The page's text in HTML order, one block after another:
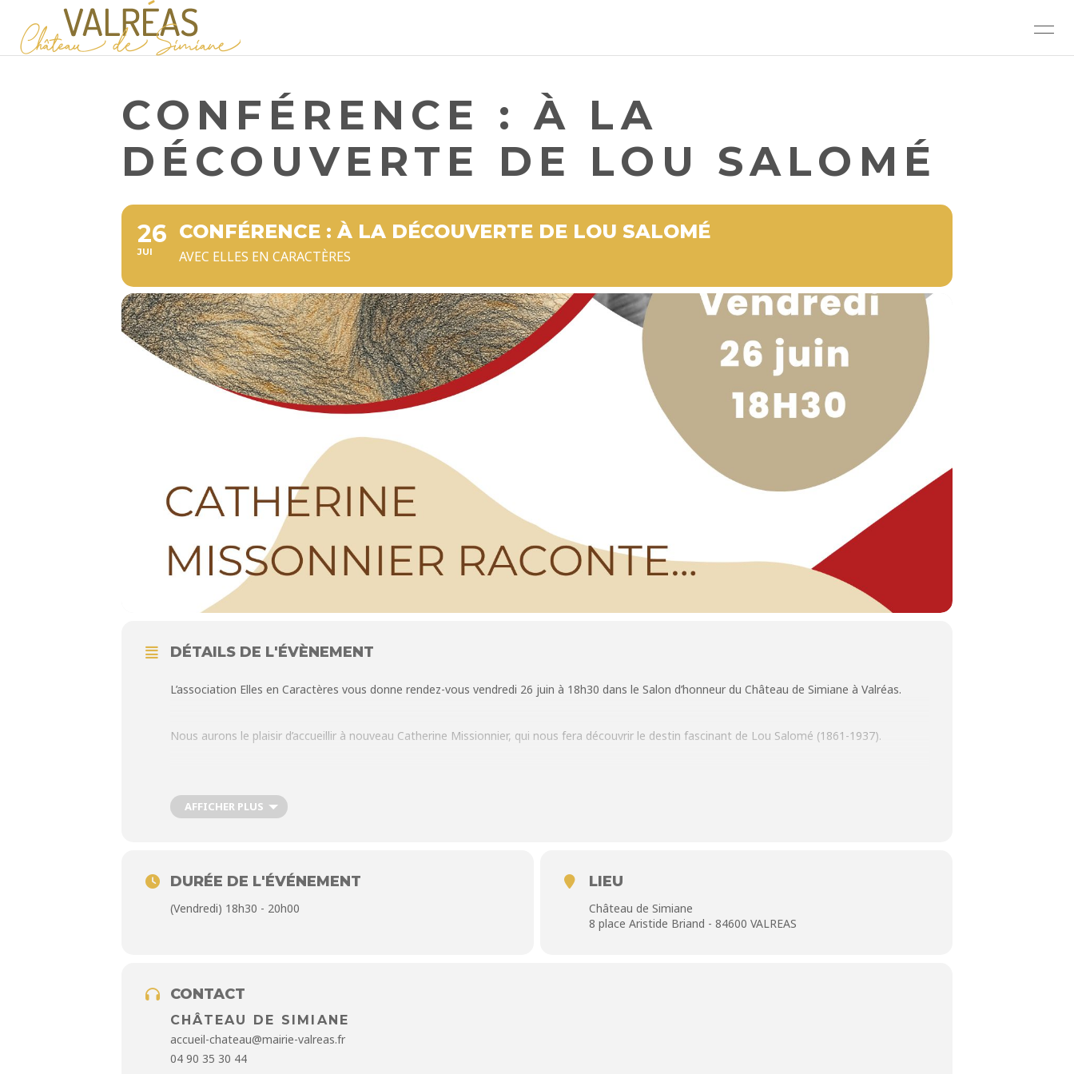
CONFÉRENCE : À LA
DÉCOUVERTE DE LOU SALOMÉ
26
JUI
CONFÉRENCE : À LA DÉCOUVERTE DE LOU SALOMÉ
AVEC ELLES EN CARACTÈRES
DÉTAILS DE L'ÉVÈNEMENT
L’association Elles en Caractères vous donne rendez-vous vendredi 26 juin à 18h30 dans le Salon d’honneur du Château de Simiane à Valréas.
Nous aurons le plaisir d’accueillir à nouveau Catherine Missionnier, qui nous fera découvrir le destin fascinant de Lou Salomé (1861-1937).
d’indépendance et d’accomplissement personnel. Femme de lettres, intellectuelle brillante et figure incontournable de son époque, elle a fait de
sa vie une véritable œuvre d’art.
Réservation conseillée : ellesencaracteres@gmail.com
AFFICHER PLUS
DURÉE DE L'ÉVÉNEMENT
(Vendredi) 18h30 - 20h00
LIEU
Château de Simiane
8 place Aristide Briand - 84600 VALREAS
CONTACT
CHÂTEAU DE SIMIANE
accueil-chateau@mairie-valreas.fr
04 90 35 30 44